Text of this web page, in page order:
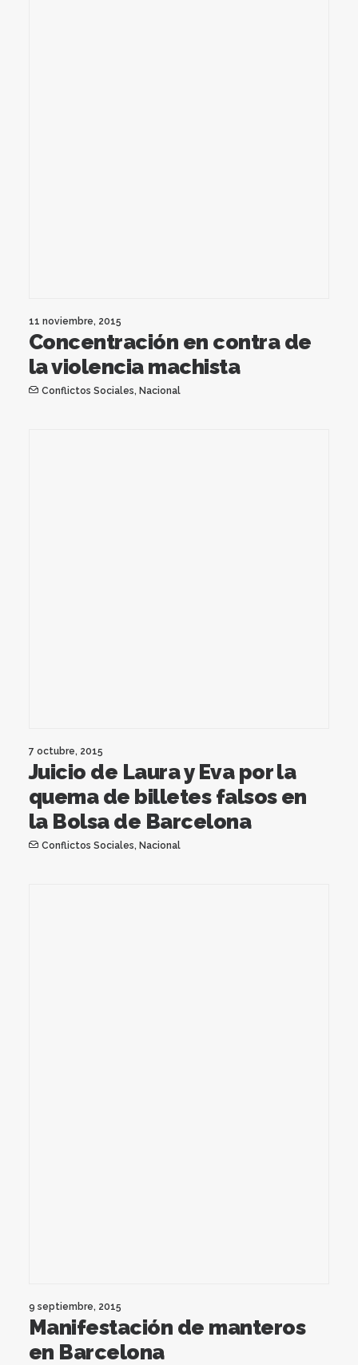
11 noviembre, 2015
Concentración en contra de
la violencia machista
Conflictos Sociales, Nacional
7 octubre, 2015
Juicio de Laura y Eva por la
quema de billetes falsos en
la Bolsa de Barcelona
Conflictos Sociales, Nacional
9 septiembre, 2015
Manifestación de manteros
en Barcelona